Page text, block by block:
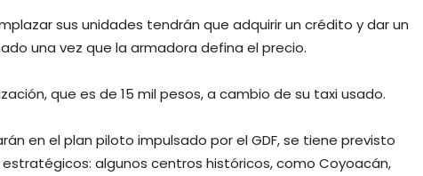
sus unidades tendrán que adquirir un crédito y dar un
una vez que la armadora defina el precio.
que es de 15 mil pesos, a cambio de su taxi usado.
en el plan piloto impulsado por el GDF, se tiene previsto
algunos centros históricos, como Coyoacán,